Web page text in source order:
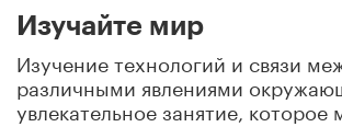
Изучайте мир
Изучение технологий и связи
различными явлениями
увлекательное занятие, которое